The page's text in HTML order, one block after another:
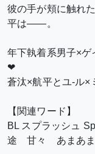
彼の手が頬に触れ
平は――。
年下執着系男子×ゲ
❤
蒼汰×航平とユ-ル×
【関連ワード】
BL スプラッシ
途 甘々 あまあ